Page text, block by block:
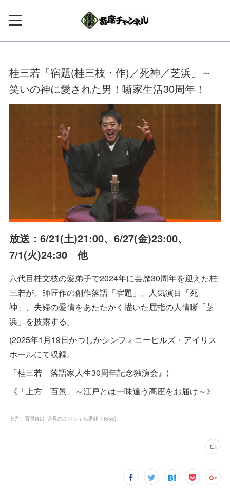
桂三若「宿題(桂三枝・作)／死神／芝浜」～
笑いの神に愛された男！噺家生活30周年！
放送：6/21(土)21:00、6/27(金)23:00、
7/1(火)24:30 他
六代目桂文枝の愛弟子で2024年に芸歴30周年を迎えた桂
三若が、師匠作の創作落語「宿題」、人気演目「死
神」、夫婦の愛情をあたたかく描いた屈指の人情噺「芝
浜」を披露する。
(2025年1月19日かつしかシンフォニーヒルズ・アイリス
ホールにて収録。
『桂三若 落語家人生30周年記念独演会』)
《「上方 百景」～江戸とは一味違う高座をお届け～》
上方 百景(49) 必見のスペシャル番組！ (656)